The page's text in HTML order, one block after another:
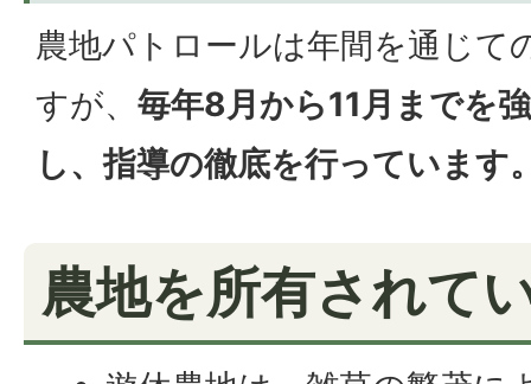
農地パトロールは年間を通じて
すが、 毎年8月から11月までを
し、指導の徹底を行っています
農地を所有されて